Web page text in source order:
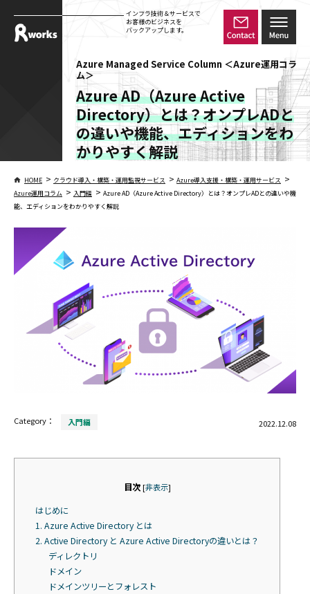
インフラ技術＆サービスで
お客様のビジネスを
バックアップします。
Azure Managed Service Column ＜Azure運用コラ
ム＞
Azure AD（Azure Active
Directory）とは？オンプレADと
の違いや機能、エディションをわ
かりやすく解説
HOME > クラウド導入・構築・運用監視サービス > Azure導入支援・構築・運用サービス >
Azure運用コラム > 入門編 > Azure AD（Azure Active Directory）とは？オンプレADとの違いや機
能、エディションをわかりやすく解説
Category： 入門編 2022.12.08
目次 [非表示]
はじめに
1. Azure Active Directory とは
2. Active Directory と Azure Active Directoryの違いとは？
ディレクトリ
ドメイン
ドメインツリーとフォレスト